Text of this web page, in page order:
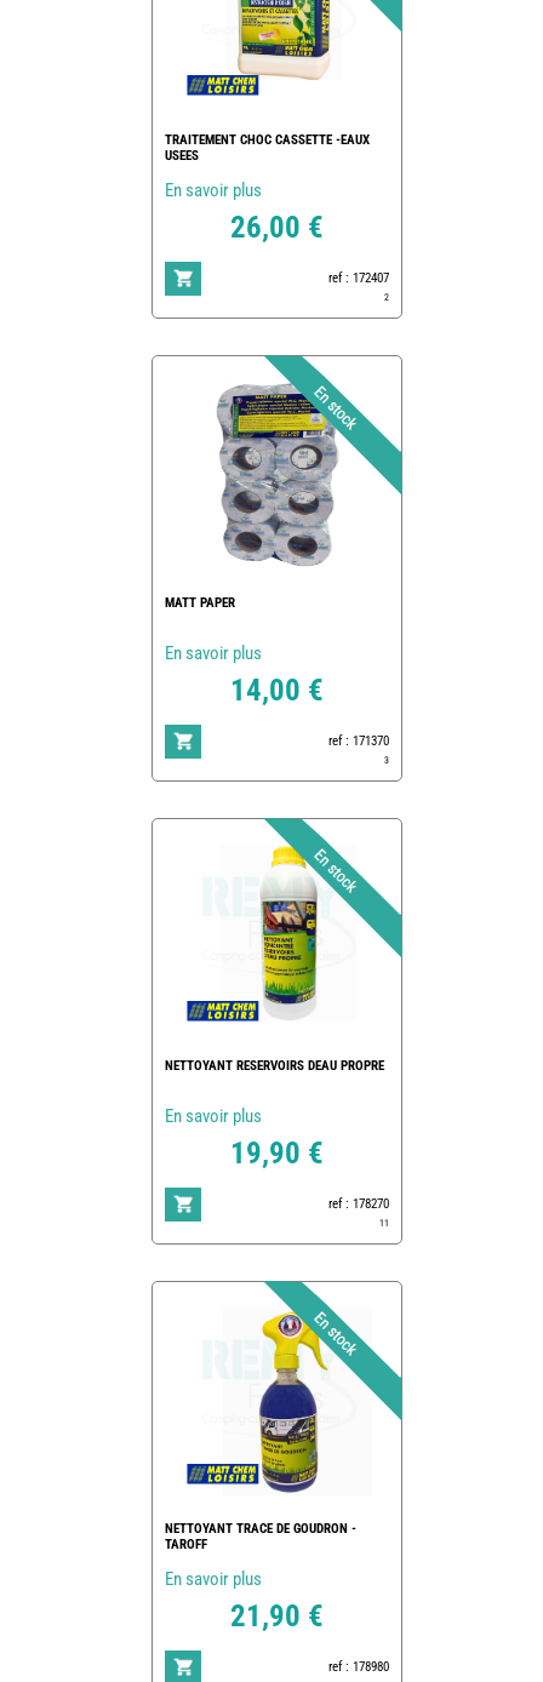
TRAITEMENT CHOC CASSETTE -EAUX
USEES
En savoir plus
26,00 €
ref : 172407
2
MATT PAPER
En savoir plus
14,00 €
ref : 171370
3
NETTOYANT RESERVOIRS DEAU PROPRE
En savoir plus
19,90 €
ref : 178270
11
NETTOYANT TRACE DE GOUDRON -
TAROFF
En savoir plus
21,90 €
ref : 178980